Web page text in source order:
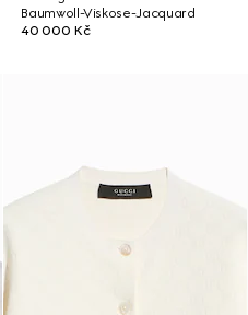
Baumwoll-Viskose-Jacquard
40 000 Kč